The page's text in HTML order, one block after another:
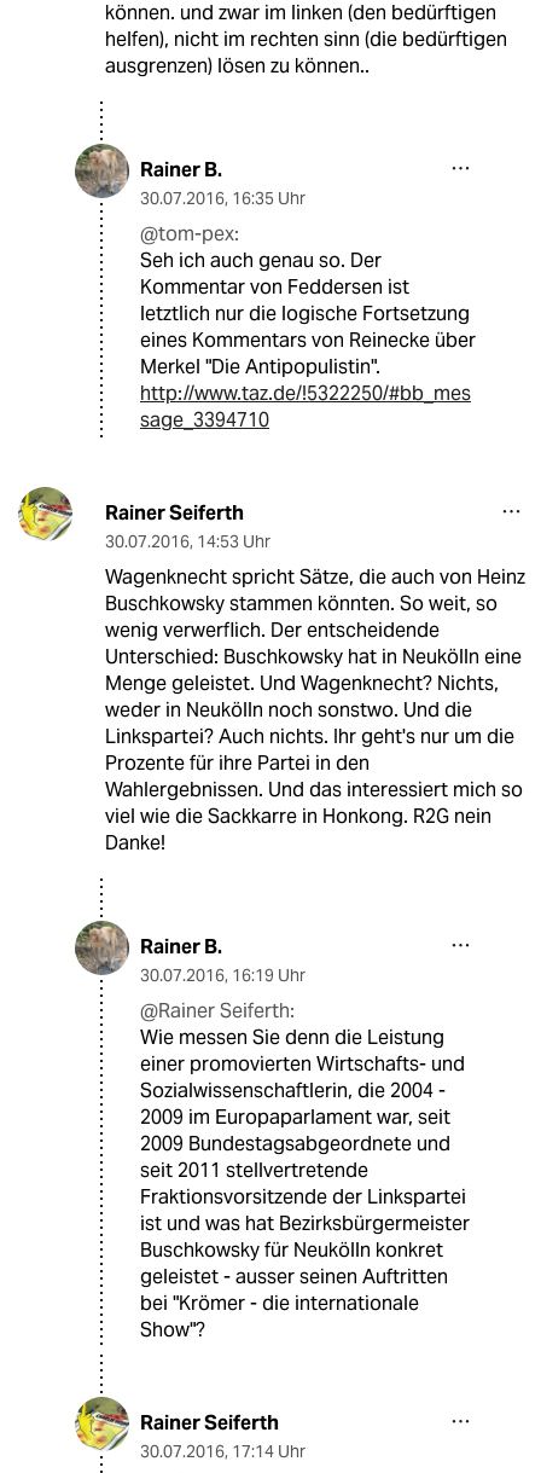
können. und zwar im linken (den bedürftigen
helfen), nicht im rechten sinn (die bedürftigen
ausgrenzen) lösen zu können..
Rainer B.
30.07.2016, 16:35 Uhr
@tom-pex:
Seh ich auch genau so. Der
Kommentar von Feddersen ist
letztlich nur die logische Fortsetzung
eines Kommentars von Reinecke über
Merkel "Die Antipopulistin".
http://www.taz.de/!5322250/#bb_mes
sage_3394710
Rainer Seiferth
30.07.2016, 14:53 Uhr
Wagenknecht spricht Sätze, die auch von Heinz
Buschkowsky stammen könnten. So weit, so
wenig verwerflich. Der entscheidende
Unterschied: Buschkowsky hat in Neukölln eine
Menge geleistet. Und Wagenknecht? Nichts,
weder in Neukölln noch sonstwo. Und die
Linkspartei? Auch nichts. Ihr geht's nur um die
Prozente für ihre Partei in den
Wahlergebnissen. Und das interessiert mich so
viel wie die Sackkarre in Honkong. R2G nein
Danke!
Rainer B.
30.07.2016, 16:19 Uhr
@Rainer Seiferth:
Wie messen Sie denn die Leistung
einer promovierten Wirtschafts- und
Sozialwissenschaftlerin, die 2004 -
2009 im Europaparlament war, seit
2009 Bundestagsabgeordnete und
seit 2011 stellvertretende
Fraktionsvorsitzende der Linkspartei
ist und was hat Bezirksbürgermeister
Buschkowsky für Neukölln konkret
geleistet - ausser seinen Auftritten
bei "Krömer - die internationale
Show"?
Rainer Seiferth
30.07.2016, 17:14 Uhr